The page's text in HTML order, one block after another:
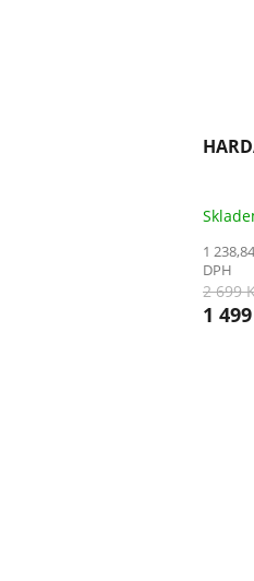
1
DPH
2 699
1